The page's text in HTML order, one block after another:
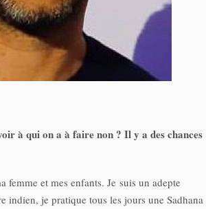
à qui on a à faire non ? Il y a des chances
femme et mes enfants. Je suis un adepte
indien, je pratique tous les jours une Sadhana